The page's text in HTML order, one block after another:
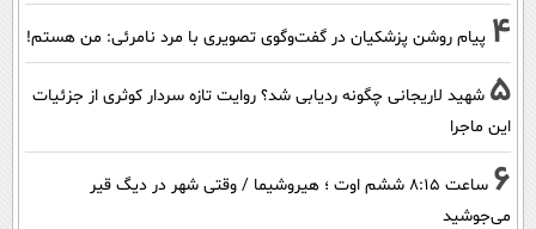
4 پیام روشن پزشکیان در گفت‌و‌گوی تصویری با مرد نامرئی: من هستم!
5 شهید لاریجانی چگونه ردیابی شد؟ روایت تازه سردار کوثری از جزئیات
این ماجرا
6
ساعت ۸:۱۵ ششم اوت ؛ هیروشیما / وقتی شهر در دیگ قیر
می‌جوشید